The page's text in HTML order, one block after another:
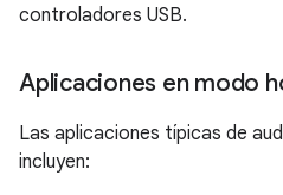
controladores USB.
Aplicaciones en modo
Las aplicaciones típicas de
incluyen: